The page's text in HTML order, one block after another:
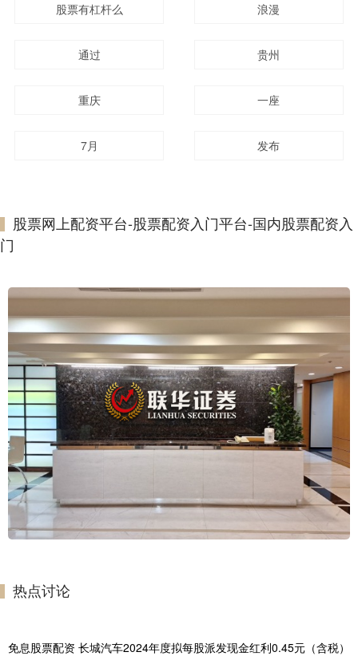
股票有杠杆么 浪漫
通过 贵州
重庆 一座
7月 发布
股票网上配资平台-股票配资入门平台-国内股票配资入
门
热点讨论
免息股票配资 长城汽车2024年度拟每股派发现金红利0.45元（含税）